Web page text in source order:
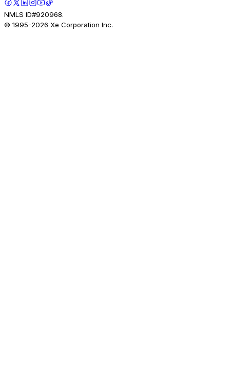
NMLS ID#920968.
© 1995-2026 Xe Corporation Inc.